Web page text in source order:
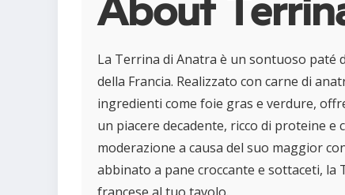
About
La Terrina di Anatra è un sontuoso
della Francia. Realizzato con carne di
ingredienti come foie gras e verdure,
un piacere decadente, ricco di proteine
moderazione a causa del suo maggior
abbinato a pane croccante e sottaceti, la